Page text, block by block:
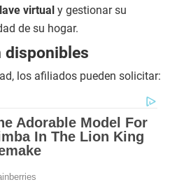
virtual y gestionar su
de su hogar.
disponibles
los afiliados pueden solicitar: